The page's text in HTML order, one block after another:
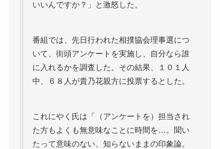
いいんですか？」と激怒した。
番組では、先日行われた相撲協会理事選につ
いて、街頭アンケートを実施し、自分なら誰
に入れるかを調査した。その結果、１０１人
中、６８人が貴乃花親方に投票するとした。
これにやく氏は「（アンケートを）担当され
た方もよくも無意味なことに時間を…。聞い
たって意味のない、知らないままの印象論。